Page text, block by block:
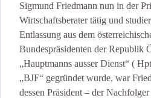
Sigmund Friedmann nun in der
Wirtschaftsberater tätig und
Entlassung aus dem
Bundespräsidenten der Republik
„Hauptmanns ausser Dienst“ (
„BJF“ gegründet wurde, war
dessen Präsident – der